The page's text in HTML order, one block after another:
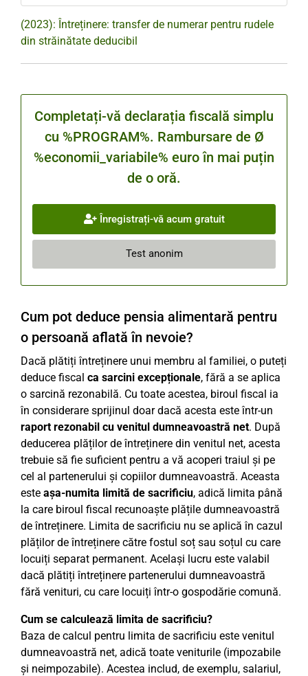
(2023): Întreținere: transfer de numerar pentru rudele
din străinătate deducibil
Completați-vă declarația fiscală simplu
cu %PROGRAM%. Rambursare de Ø
%economii_variabile% euro în mai puțin
de o oră.
Înregistrați-vă acum gratuit
Test anonim
Cum pot deduce pensia alimentară pentru
o persoană aflată în nevoie?
Dacă plătiți întreținere unui membru al familiei, o puteți
deduce fiscal ca sarcini excepționale, fără a se aplica
o sarcină rezonabilă. Cu toate acestea, biroul fiscal ia
în considerare sprijinul doar dacă acesta este într-un
raport rezonabil cu venitul dumneavoastră net. După
deducerea plăților de întreținere din venitul net, acesta
trebuie să fie suficient pentru a vă acoperi traiul și pe
cel al partenerului și copiilor dumneavoastră. Aceasta
este așa-numita limită de sacrificiu, adică limita până
la care biroul fiscal recunoaște plățile dumneavoastră
de întreținere. Limita de sacrificiu nu se aplică în cazul
plăților de întreținere către fostul soț sau soțul cu care
locuiți separat permanent. Același lucru este valabil
dacă plătiți întreținere partenerului dumneavoastră
fără venituri, cu care locuiți într-o gospodărie comună.
Cum se calculează limita de sacrificiu?
Baza de calcul pentru limita de sacrificiu este venitul
dumneavoastră net, adică toate veniturile (impozabile
și neimpozabile). Acestea includ, de exemplu, salariul,